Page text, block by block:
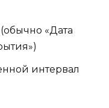
«Дата
интервал